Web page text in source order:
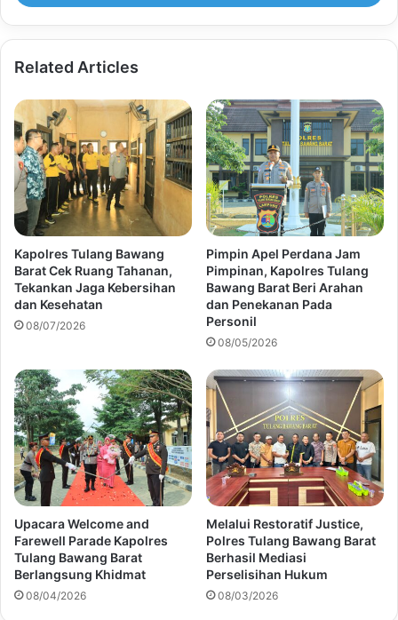
Related Articles
Kapolres Tulang Bawang
Barat Cek Ruang Tahanan,
Tekankan Jaga Kebersihan
dan Kesehatan
08/07/2026
Pimpin Apel Perdana Jam
Pimpinan, Kapolres Tulang
Bawang Barat Beri Arahan
dan Penekanan Pada
Personil
08/05/2026
Upacara Welcome and
Farewell Parade Kapolres
Tulang Bawang Barat
Berlangsung Khidmat
08/04/2026
Melalui Restoratif Justice,
Polres Tulang Bawang Barat
Berhasil Mediasi
Perselisihan Hukum
08/03/2026